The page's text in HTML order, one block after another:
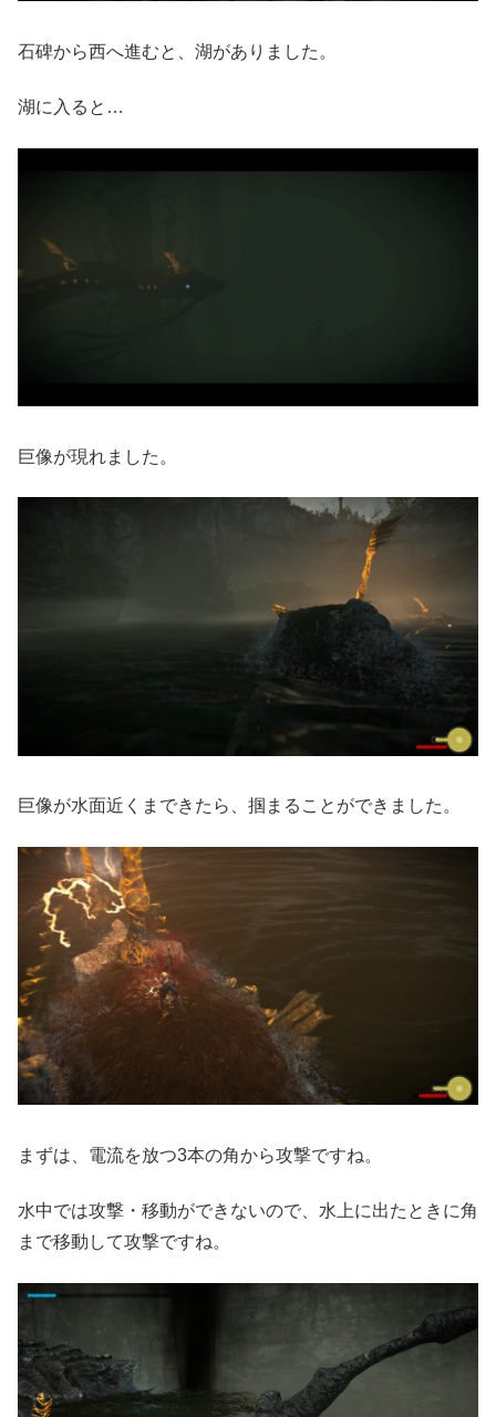
石碑から西へ進むと、湖がありました。
湖に入ると…
巨像が現れました。
巨像が水面近くまできたら、掴まることができました。
まずは、電流を放つ3本の角から攻撃ですね。
水中では攻撃・移動ができないので、水上に出たときに角
まで移動して攻撃ですね。